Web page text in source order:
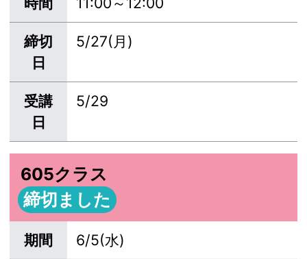
締切
日
5/27(月)
受講
日
5/29
605クラス
締切ました
期間 6/5(水)